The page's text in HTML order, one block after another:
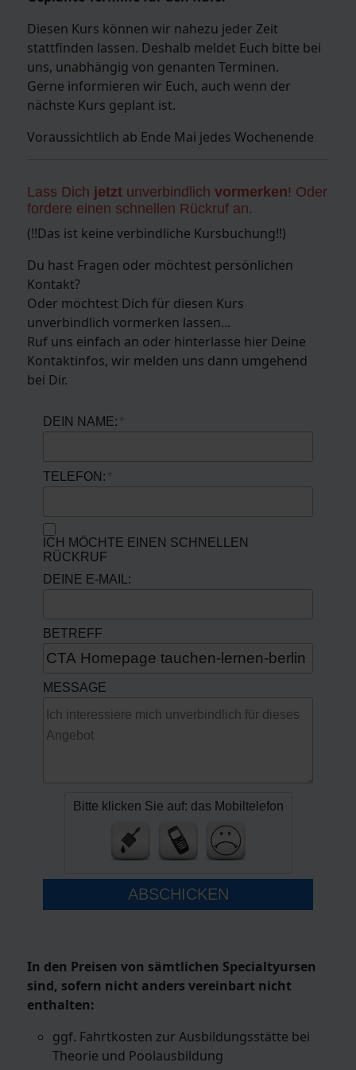
Diesen Kurs können wir nahezu jeder Zeit
stattfinden lassen. Deshalb meldet Euch bitte bei
uns, unabhängig von genanten Terminen.
Gerne informieren wir Euch, auch wenn der
nächste Kurs geplant ist.
Voraussichtlich ab Ende Mai jedes Wochenende
Lass Dich jetzt unverbindlichvormerken! Oder
fordere einen schnellen Rückruf an.
(!!Das ist keine verbindliche Kursbuchung!!)
Du hast Fragen oder möchtest persönlichen
Kontakt?
Oder möchtest Dich für diesen Kurs
unverbindlich vormerken lassen...
Ruf uns einfach an oder hinterlasse hier Deine
Kontaktinfos, wir melden uns dann umgehend
bei Dir.
DEIN NAME:
TELEFON:
ICH MÖCHTE EINEN SCHNELLEN
RÜCKRUF
DEINE E-MAIL:
BETREFF
MESSAGE
Bitte klicken Sie auf: das Mobiltelefon
ABSCHICKEN
In den Preisen von sämtlichen Specialtyursen
sind, sofern nicht anders vereinbart nicht
enthalten:
ggf. Fahrtkosten zur Ausbildungsstätte bei
Theorie und Poolausbildung